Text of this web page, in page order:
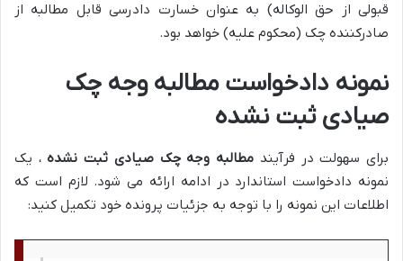
قبولی از حق الوکاله) به عنوان خسارت دادرسی قابل مطالبه از
صادرکننده چک (محکوم علیه) خواهد بود.
نمونه دادخواست مطالبه وجه چک
صیادی ثبت نشده
برای سهولت در فرآیند مطالبه وجه چک صیادی ثبت نشده، یک
نمونه دادخواست استاندارد در ادامه ارائه می شود. لازم است که
اطلاعات این نمونه را با توجه به جزئیات پرونده خود تکمیل کنید: